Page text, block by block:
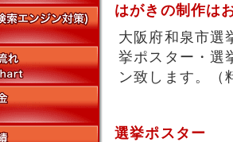
はがきの制作は
大阪府和泉市選
挙ポスター・選
ン致します。（
選挙ポスター